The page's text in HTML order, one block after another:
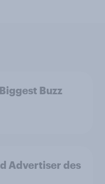
Buzz
Advertiser des